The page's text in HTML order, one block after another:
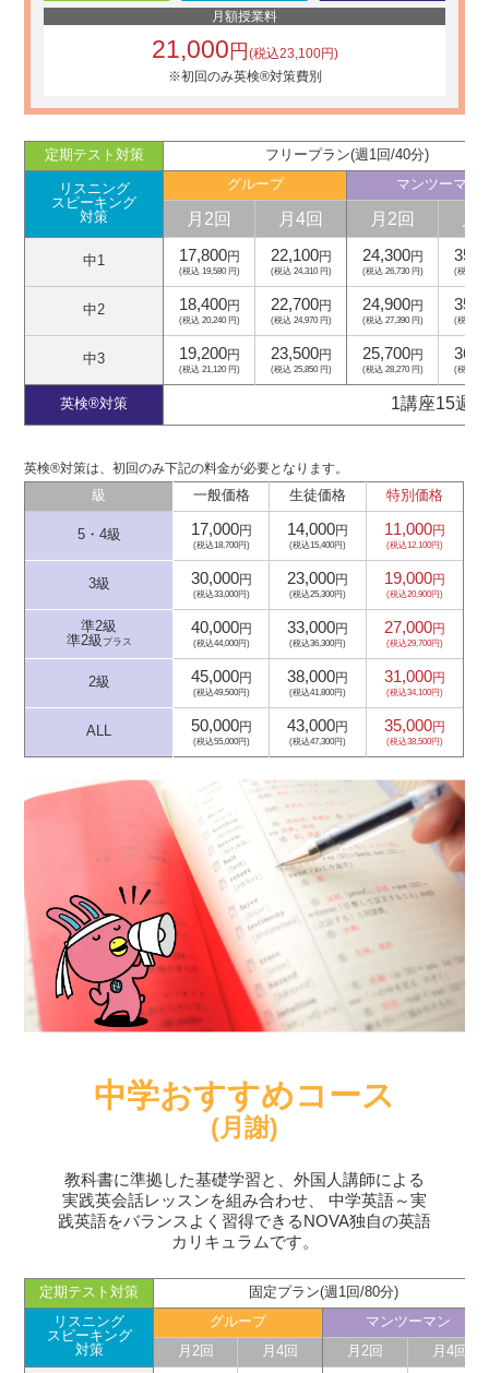
月額授業料
21,000円(税込23,100円)
※初回のみ英検®対策費別
定期テスト対策 フリープラン(週1回/40分)
リスニング
スピーキング
対策
グループ マンツーマン
月2回 月4回 月2回
中1 17,800円
(税込 19,580 円)
22,100円
(税込 24,310 円)
24,300円
(税込 26,730 円) (税込
中2 18,400円
(税込 20,240 円)
22,700円
(税込 24,970 円)
24,900円
(税込 27,390 円) (税込
中3 19,200円
(税込 21,120 円)
23,500円
(税込 25,850 円)
25,700円
(税込 28,270 円) (税込
英検®対策 1講座15週
英検®対策は、初回のみ下記の料金が必要となります。
級 一般価格 生徒価格 特別価格
5・4級 17,000円
(税込18,700円)
14,000円
(税込15,400円)
11,000円
(税込12,100円)
3級 30,000円
(税込33,000円)
23,000円
(税込25,300円)
19,000円
(税込20,900円)
準2級
準2級 プラス
40,000円
(税込44,000円)
33,000円
(税込36,300円)
27,000円
(税込29,700円)
2級 45,000円
(税込49,500円)
38,000円
(税込41,800円)
31,000円
(税込34,100円)
ALL 50,000円
(税込55,000円)
43,000円
(税込47,300円)
35,000円
(税込38,500円)
中学おすすめコース
(月謝)
教科書に準拠した基礎学習と、外国人講師による
実践英会話レッスンを組み合わせ、
中学英語～実
践英語をバランスよく習得できるNOVA独自の英語
カリキュラムです。
定期テスト対策
固定プラン(週1回/80分)
リスニング
スピーキング
対策
グループ
マンツーマン
月2回
月4回 月2回 月4回